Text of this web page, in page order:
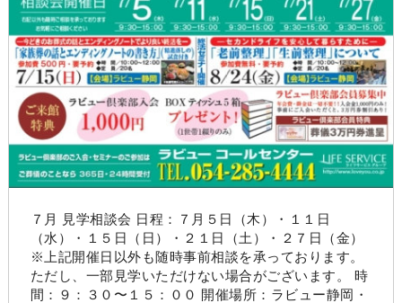
７月 見学相談会 日程：７月５日（木）・１１日
（水）・１５日（日）・２１日（土）・２７日（金）
※上記開催日以外も随時事前相談を承っております。
ただし、一部見学いただけない場合がございます。 時
間：９：３０〜１５：００ 開催場所：ラビュー静岡・